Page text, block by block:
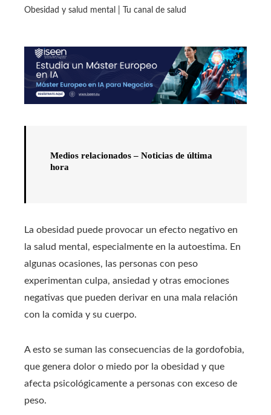
Obesidad y salud mental | Tu canal de salud
Medios relacionados – Noticias de última
hora
La obesidad puede provocar un efecto negativo en
la salud mental, especialmente en la autoestima. En
algunas ocasiones, las personas con peso
experimentan culpa, ansiedad y otras emociones
negativas que pueden derivar en una mala relación
con la comida y su cuerpo.
A esto se suman las consecuencias de la gordofobia,
que genera dolor o miedo por la obesidad y que
afecta psicológicamente a personas con exceso de
peso.